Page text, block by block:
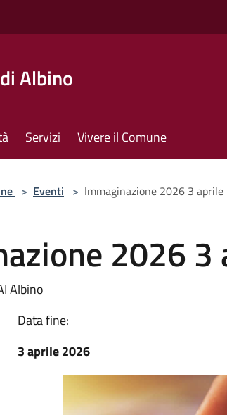
Albino
Servizi Vivere il Comune
> Eventi > Immaginazione 2026 3
2026
Albino
Data fine:
3 aprile 2026